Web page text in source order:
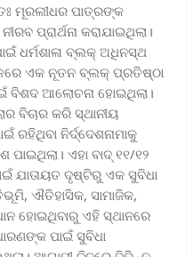
ମୂରଲୀଧର ପାତ୍ରଙ୍କ
ପ୍ରାର୍ଥନା କରାଯାଇଥିଲା।
ଧର୍ମଶାଳା ବ୍ଲକ୍ ଅଧିନସ୍ଥ
ଏକ ନୂତନ ବ୍ଲକ୍ ପ୍ରତିଷ୍ଠା
ବିଶଦ ଆଲୋଚନା ହୋଇଥିଲା।
ବିଚାର କରି ସ୍ଥାନୀୟ
ନିର୍ଦ୍ଦେଶନାମାକୁ
ପାଇଥିଲା। ଏହା ବାଦ୍ ୧୧/୧୨
ଯାତାୟତ ଦୃଷ୍ଟିରୁ ଏକ ସୁବିଧା
ଐତିହାସିକ, ସାମାଜିକ,
ହୋଇଥିବାରୁ ଏହି ସ୍ଥାନରେ
ପାଇଁ ସୁବିଧା